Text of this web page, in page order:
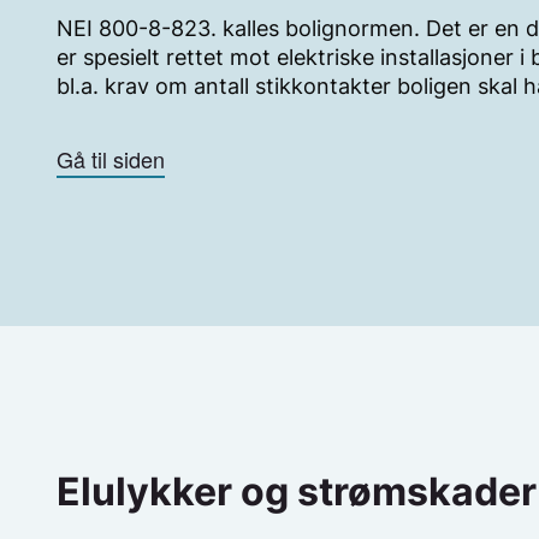
tilkobling av det utstyret som den skal
kurs vil ikke være egnet til forutsatt bruk, med
prosjektert og utført for tilkobling av det
dedikert kurs. Kravet til dedikert kurs kommer
risikomomenter som må ivaretas spesielt. For
NEI 800-8-823. kalles bolignormen. Det er en
er spesielt rettet mot elektriske installasjoner i
bl.a. krav om antall stikkontakter boligen skal
Gå til siden
Elulykker og strømskader